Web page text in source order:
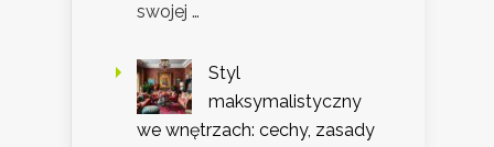
swojej …
Styl
maksymalistyczny
we wnętrzach: cechy, zasady